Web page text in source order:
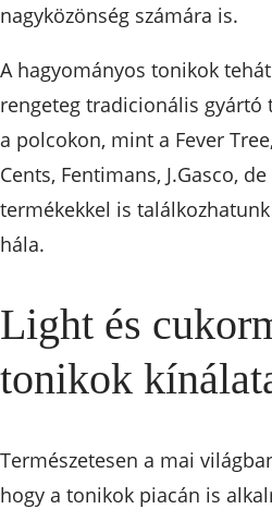
nagyközönség számára is.
A hagyományos tonikok
rengeteg tradicionális
a polcokon, mint a Fever
Cents, Fentimans, J.Gasco,
termékekkel is
hála.
Light és
tonikok
Természetesen a mai
hogy a tonikok piacán is